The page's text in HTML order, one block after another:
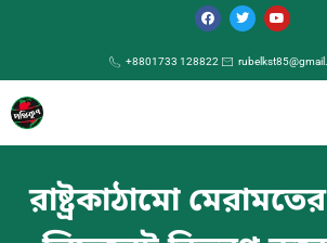
+8801733 128822
রাষ্ট্রকাঠামো